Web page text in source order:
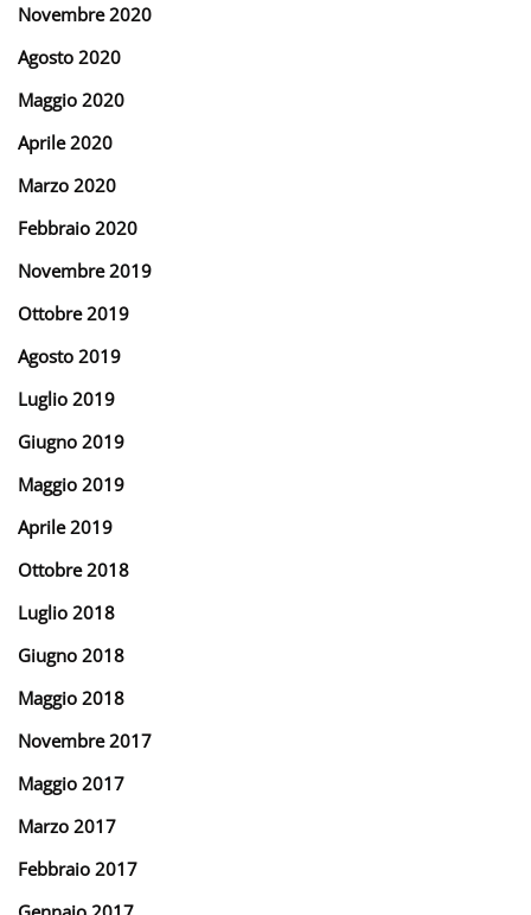
Novembre 2020
Agosto 2020
Maggio 2020
Aprile 2020
Marzo 2020
Febbraio 2020
Novembre 2019
Ottobre 2019
Agosto 2019
Luglio 2019
Giugno 2019
Maggio 2019
Aprile 2019
Ottobre 2018
Luglio 2018
Giugno 2018
Maggio 2018
Novembre 2017
Maggio 2017
Marzo 2017
Febbraio 2017